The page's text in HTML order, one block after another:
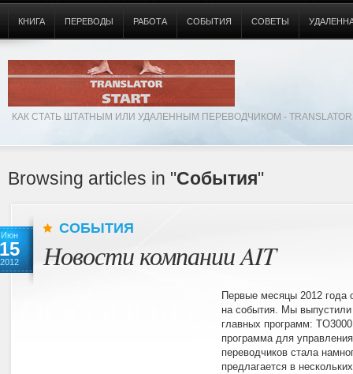
КАК СТАТЬ ШТАТНЫМ ИЛИ УДАЛЕННЫМ ПЕРЕВОДЧИКОМ -
КНИГА ПЕРЕВОДЫ РАБОТА СОБЫТИЯ СОВЕТЫ
Browsing articles in "События"
Июн
15
2012
СОБЫТИЯ
Новости компании AIT
Первые месяцы 2012 года
на события. Мы
главных программ:
программа для
переводчиков стала
предлагается в